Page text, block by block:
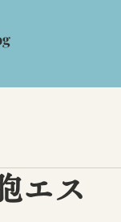
エス